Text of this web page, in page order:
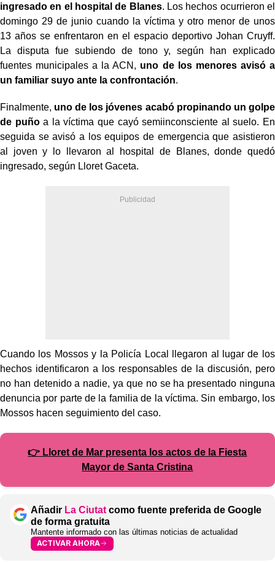
ingresado en el hospital de Blanes. Los hechos ocurrieron el
domingo 29 de junio cuando la víctima y otro menor de unos
13 años se enfrentaron en el espacio deportivo Johan Cruyff.
La disputa fue subiendo de tono y, según han explicado
fuentes municipales a la ACN, uno de los menores avisó a
un familiar suyo ante la confrontación.
Finalmente, uno de los jóvenes acabó propinando un golpe
de puñoa la víctima que cayó semiinconsciente al suelo. En
seguida se avisó a los equipos de emergencia que asistieron
al joven y lo llevaron al hospital de Blanes, donde quedó
ingresado, según Lloret Gaceta.
Cuando los Mossos y la Policía Local llegaron al lugar de los
hechos identificaron a los responsables de la discusión, pero
no han detenido a nadie, ya que no se ha presentado ninguna
denuncia por parte de la familia de la víctima. Sin embargo, los
Mossos hacen seguimiento del caso.
👉 Lloret de Mar presenta los actos de la Fiesta
Mayor de Santa Cristina
Añadir La Ciutat como fuente preferida de Google
de forma gratuita
Mantente informado con las últimas noticias de actualidad
ACTIVAR AHORA